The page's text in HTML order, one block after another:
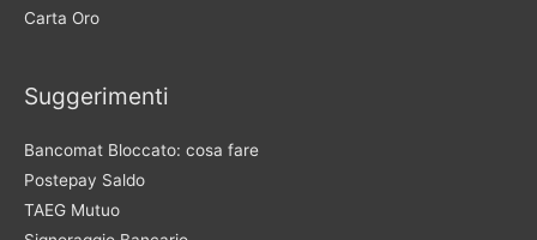
Carta Oro
Suggerimenti
Bancomat Bloccato: cosa fare
Postepay Saldo
TAEG Mutuo